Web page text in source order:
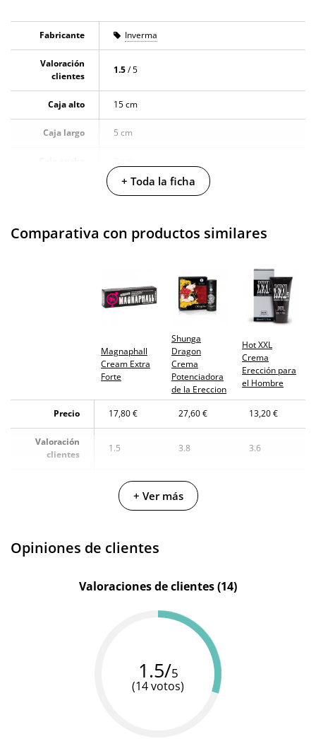
Fabricante Inverma
Valoración
clientes
1.5/ 5
Caja alto 15 cm
Caja largo 5 cm
0.065 Kg
3 años de garantía
original
¿Cuándo lo
recibo?
El martes 11 de agosto (fecha estimada)
+ Toda la ficha
Comparativa con productos similares
Magnaphall
Cream Extra
Forte
Shunga
Dragon
Crema
Potenciadora
de la Ereccion
Hot XXL
Crema
Erección para
el Hombre
Precio 17,80 € 27,60 € 13,20 €
Valoración
clientes
1.5 3.8 3.6
Inverma Shunga
45 ml 60 ml
+ Ver más
Opiniones de clientes
Valoraciones de clientes (14)
1.5/5
(14 votos)